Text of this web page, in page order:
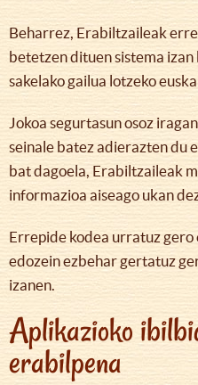
Beharrez, Erabiltzaileak
betetzen dituen sistema izan
sakelako gailua lotzeko
Jokoa segurtasun osoz
seinale batez adierazten du
bat dagoela, Erabiltzaileak
informazioa aiseago ukan
Errepide kodea urratuz
edozein ezbehar gertatuz
izanen.
Aplikazioko
erabilpena